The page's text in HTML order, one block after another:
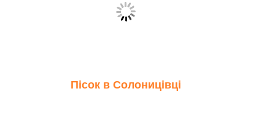
Пісок в Солоницівці